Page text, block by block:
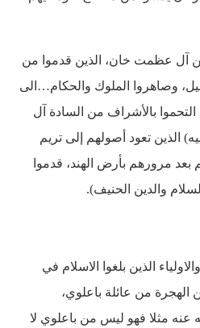
آل عظمت خان، الذين قدموا من
وصاهروا الملوك والحكام…الى
بالأشراف من السادة آل
الذين تعود أصولهم إلى تريم
مرورهم بأرض الهند، قدموا
والدين الحنيف).
الذين بلغوا الاسلام في
الهجرة من عائلة باعلوي،
عنه مثلا فهو ليس من باعلوي لا